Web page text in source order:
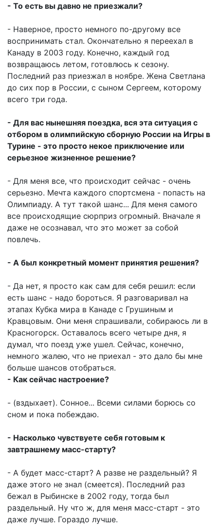
- То есть вы давно не приезжали?
- Наверное, просто немного по-другому все
воспринимать стал. Окончательно я переехал в
Канаду в 2003 году. Конечно, каждый год
возвращаюсь летом, готовлюсь к сезону.
Последний раз приезжал в ноябре. Жена Светлана
до сих пор в России, с сыном Сергеем, которому
всего три года.
- Для вас нынешняя поездка, вся эта ситуация с
отбором в олимпийскую сборную России на Игры в
Турине - это просто некое приключение или
серьезное жизненное решение?
- Для меня все, что происходит сейчас - очень
серьезно. Мечта каждого спортсмена - попасть на
Олимпиаду. А тут такой шанс... Для меня самого
все происходящие сюрприз огромный. Вначале я
даже не осознавал, что это может за собой
повлечь.
- А был конкретный момент принятия решения?
- Да нет, я просто как сам для себя решил: если
есть шанс - надо бороться. Я разговаривал на
этапах Кубка мира в Канаде с Грушиным и
Кравцовым. Они меня спрашивали, собираюсь ли в
Красногорск. Оставалось всего четыре дня, я
думал, что поезд уже ушел. Сейчас, конечно,
немного жалею, что не приехал - это дало бы мне
больше шансов отобраться.
- Как сейчас настроение?
- (вздыхает). Сонное... Всеми силами борюсь со
сном и пока побеждаю.
- Насколько чувствуете себя готовым к
завтрашнему масс-старту?
- А будет масс-старт? А разве не раздельный? Я
даже этого не знал (смеется). Последний раз
бежал в Рыбинске в 2002 году, тогда был
раздельный. Ну что ж, для меня масс-старт - это
даже лучше. Гораздо лучше.